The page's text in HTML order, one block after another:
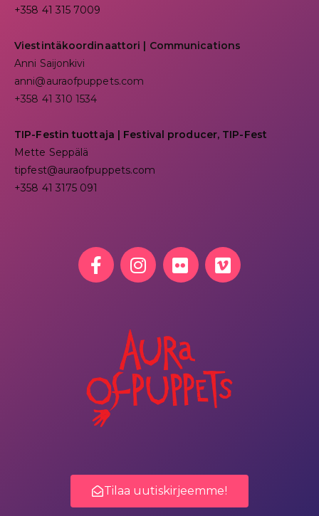
+358 41 315 7009
Viestintäkoordinaattori | Communications
Anni Saijonkivi
anni@auraofpuppets.com
+358 41 310 1534
TIP-Festin tuottaja | Festival producer, TIP-Fest
Mette Seppälä
tipfest@auraofpuppets.com
+358 41 3175 091
Tilaa uutiskirjeemme!